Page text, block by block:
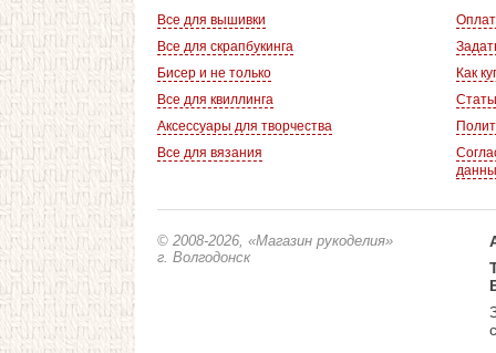
Все для вышивки
Все для скрапбукинга
Бисер и не только
Все для квиллинга
Аксессуары для творчества
Все для вязания
Как
© 2008-2026, «Магазин рукоделия»
г. Волгодонск